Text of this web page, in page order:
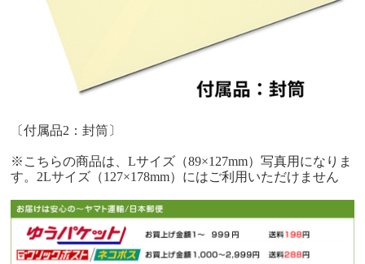
〔付属品2：封筒〕
※こちらの商品は、Lサイズ（89×127mm）写真用になりま
す。2Lサイズ（127×178mm）にはご利用いただけません